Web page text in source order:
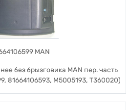
MAN
без брызговика MAN пер. часть
81664106593, M5005193, T360020)